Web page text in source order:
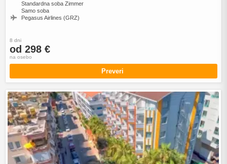
Standardna soba Zimmer
Samo soba
Pegasus Airlines (GRZ)
8 dni
od 298 €
na osebo
Preveri